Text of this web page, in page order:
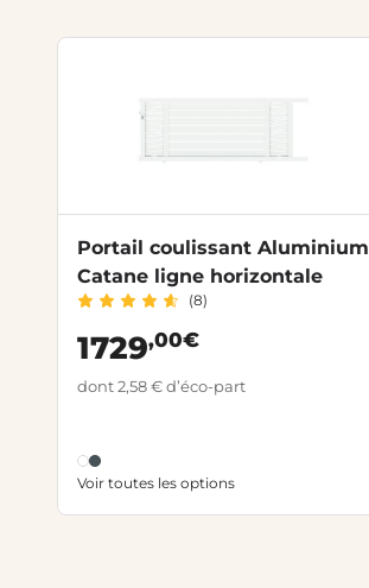
Portail coulissant Aluminium
Catane ligne horizontale
(8)
1729,00€
dont 2,58 € d’éco-part
Voir toutes les options